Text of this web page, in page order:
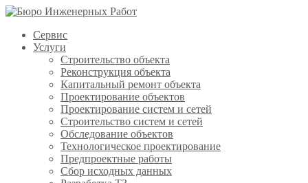
Сервис
Услуги
Строительство объекта
Реконструкция объекта
Капитальный ремонт объекта
Проектирование объектов
Проектирование систем и сетей
Строительство систем и сетей
Обследование объектов
Технологическое проектирование
Предпроектные работы
Сбор исходных данных